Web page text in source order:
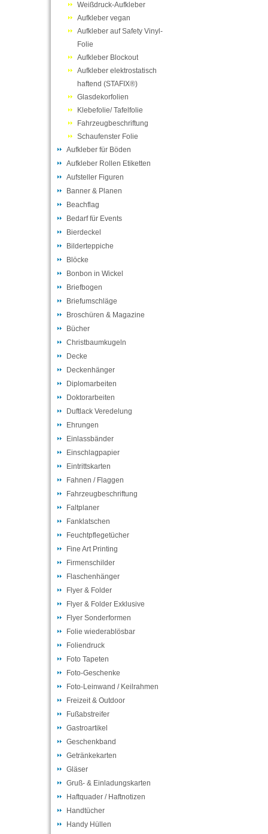
Weißdruck-Aufkleber
Aufkleber vegan
Aufkleber auf Safety Vinyl-
Folie
Aufkleber Blockout
Aufkleber elektrostatisch
haftend (STAFIX®)
Glasdekorfolien
Klebefolie/ Tafelfolie
Fahrzeugbeschriftung
Schaufenster Folie
Aufkleber für Böden
Aufkleber Rollen Etiketten
Aufsteller Figuren
Banner & Planen
Beachflag
Bedarf für Events
Bierdeckel
Bilderteppiche
Blöcke
Bonbon in Wickel
Briefbogen
Briefumschläge
Broschüren & Magazine
Bücher
Christbaumkugeln
Decke
Deckenhänger
Diplomarbeiten
Doktorarbeiten
Duftlack Veredelung
Ehrungen
Einlassbänder
Einschlagpapier
Eintrittskarten
Fahnen / Flaggen
Fahrzeugbeschriftung
Faltplaner
Fanklatschen
Feuchtpflegetücher
Fine Art Printing
Firmenschilder
Flaschenhänger
Flyer & Folder
Flyer & Folder Exklusive
Flyer Sonderformen
Folie wiederablösbar
Foliendruck
Foto Tapeten
Foto-Geschenke
Foto-Leinwand / Keilrahmen
Freizeit & Outdoor
Fußabstreifer
Gastroartikel
Geschenkband
Getränkekarten
Gläser
Gruß- & Einladungskarten
Haftquader / Haftnotizen
Handtücher
Handy Hüllen